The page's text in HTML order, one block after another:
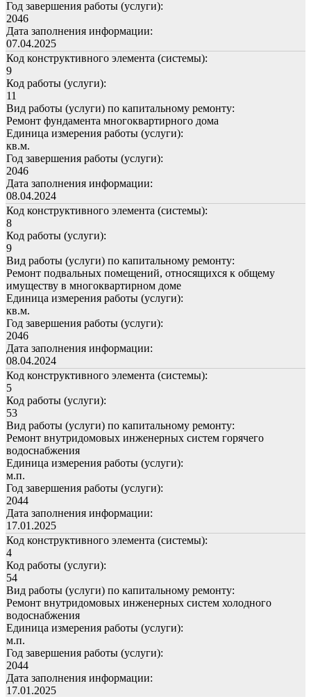
Год завершения работы (услуги):
2046
Дата заполнения информации:
07.04.2025
Код конструктивного элемента (системы):
9
Код работы (услуги):
11
Вид работы (услуги) по капитальному ремонту:
Ремонт фундамента многоквартирного дома
Единица измерения работы (услуги):
кв.м.
Год завершения работы (услуги):
2046
Дата заполнения информации:
08.04.2024
Код конструктивного элемента (системы):
8
Код работы (услуги):
9
Вид работы (услуги) по капитальному ремонту:
Ремонт подвальных помещений, относящихся к общему
имуществу в многоквартирном доме
Единица измерения работы (услуги):
кв.м.
Год завершения работы (услуги):
2046
Дата заполнения информации:
08.04.2024
Код конструктивного элемента (системы):
5
Код работы (услуги):
53
Вид работы (услуги) по капитальному ремонту:
Ремонт внутридомовых инженерных систем горячего
водоснабжения
Единица измерения работы (услуги):
м.п.
Год завершения работы (услуги):
2044
Дата заполнения информации:
17.01.2025
Код конструктивного элемента (системы):
4
Код работы (услуги):
54
Вид работы (услуги) по капитальному ремонту:
Ремонт внутридомовых инженерных систем холодного
водоснабжения
Единица измерения работы (услуги):
м.п.
Год завершения работы (услуги):
2044
Дата заполнения информации:
17.01.2025